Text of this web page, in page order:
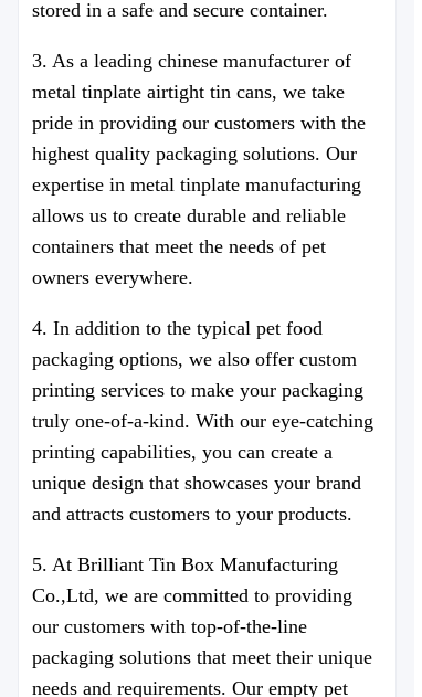
stored in a safe and secure container.
3. As a leading chinese manufacturer of
metal tinplate airtight tin cans, we take
pride in providing our customers with the
highest quality packaging solutions. Our
expertise in metal tinplate manufacturing
allows us to create durable and reliable
containers that meet the needs of pet
owners everywhere.
4. In addition to the typical pet food
packaging options, we also offer custom
printing services to make your packaging
truly one-of-a-kind. With our eye-catching
printing capabilities, you can create a
unique design that showcases your brand
and attracts customers to your products.
5. At Brilliant Tin Box Manufacturing
Co.,Ltd, we are committed to providing
our customers with top-of-the-line
packaging solutions that meet their unique
needs and requirements. Our empty pet